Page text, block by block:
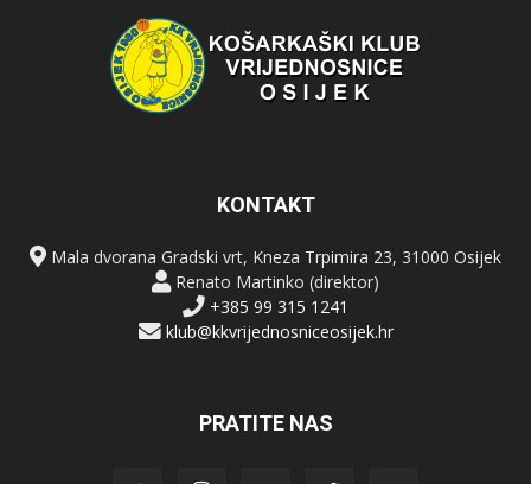
KONTAKT
Mala dvorana Gradski vrt, Kneza Trpimira 23, 31000 Osijek
Renato Martinko (direktor)
+385 99 315 1241
klub@kkvrijednosniceosijek.hr
PRATITE NAS